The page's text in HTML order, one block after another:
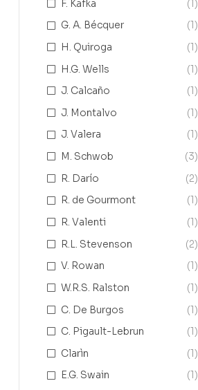
F. Kafka
(1)
G. A. Bécquer
(1)
H. Quiroga
(1)
H.G. Wells
(1)
J. Calcaño
(1)
J. Montalvo
(1)
J. Valera
(1)
M. Schwob
(3)
R. Darío
(2)
R. de Gourmont
(1)
R. Valenti
(1)
R.L. Stevenson
(2)
V. Rowan
(1)
W.R.S. Ralston
(1)
C. De Burgos
(1)
C. Pigault-Lebrun
(1)
Clarìn
(1)
E.G. Swain
(1)